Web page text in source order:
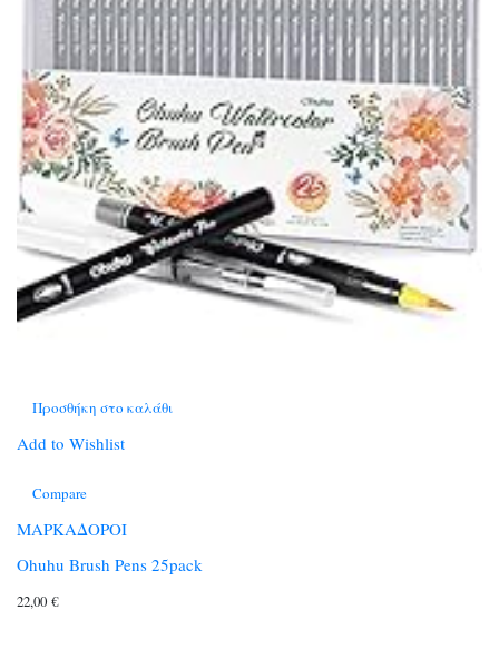
Προσθήκη στο καλάθι
Add to Wishlist
Compare
ΜΑΡΚΑΔΟΡΟΙ
Ohuhu Brush Pens 25pack
22,00 €